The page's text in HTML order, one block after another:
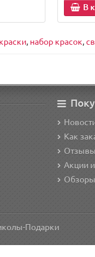
В
краски, набор красок,
Как
Акции
Подарки